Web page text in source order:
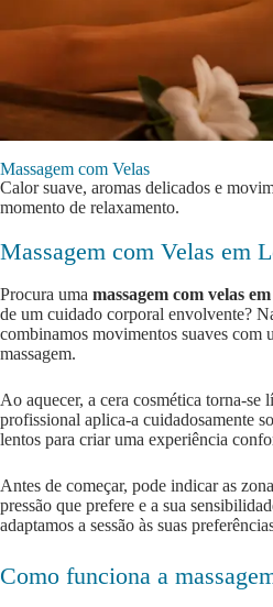
Massagem com Velas
Calor suave, aromas delicados e
momento de relaxamento.
Massagem com Velas em
Procura uma massagem com velas
de um cuidado corporal envolvente?
combinamos movimentos suaves com
massagem.
Ao aquecer, a cera cosmética torna-se
profissional aplica-a cuidadosamente
lentos para criar uma experiência
Antes de começar, pode indicar as
pressão que prefere e a sua
adaptamos a sessão às suas
Como funciona a